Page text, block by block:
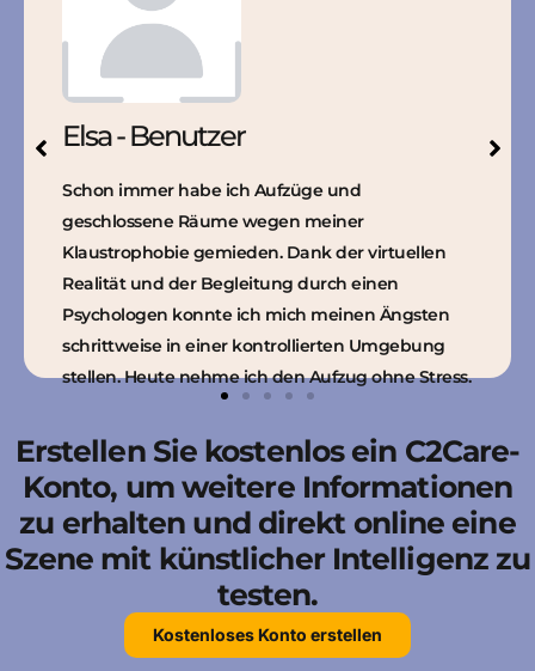
Elsa - Benutzer
Schon immer habe ich Aufzüge und
geschlossene Räume wegen meiner
Klaustrophobie gemieden. Dank der virtuellen
Realität und der Begleitung durch einen
Psychologen konnte ich mich meinen Ängsten
schrittweise in einer kontrollierten Umgebung
stellen. Heute nehme ich den Aufzug ohne Stress.
Erstellen Sie kostenlos ein C2Care-
Konto, um weitere Informationen
zu erhalten und direkt online eine
Szene mit künstlicher Intelligenz zu
testen.
Kostenloses Konto erstellen